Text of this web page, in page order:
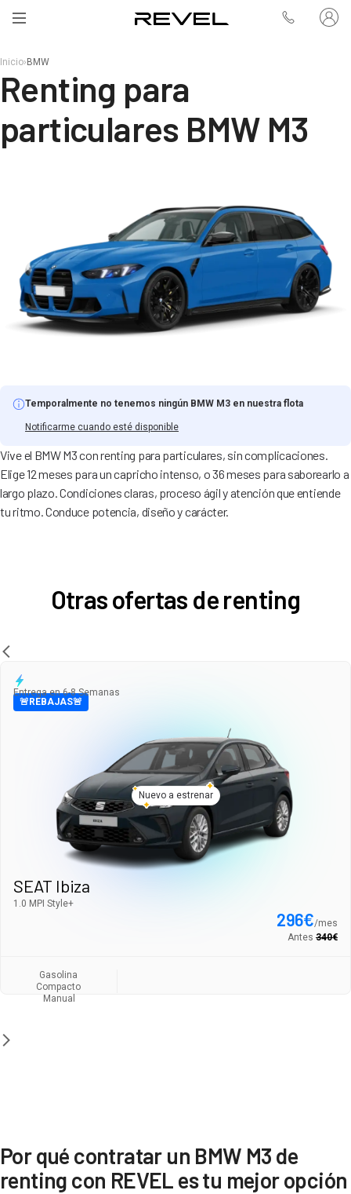
Inicio› BMW
Renting para
particulares BMW M3
Temporalmente no tenemos ningún BMW M3 en nuestra flota
Notificarme cuando esté disponible
Vive el BMW M3 con renting para particulares, sin complicaciones.
Elige 12 meses para un capricho intenso, o 36 meses para saborearlo a
largo plazo. Condiciones claras, proceso ágil y atención que entiende
tu ritmo. Conduce potencia, diseño y carácter.
Otras ofertas de renting
Entrega en 6-8 Semanas
🚨REBAJAS🚨
Nuevo a estrenar
SEAT Ibiza
1.0 MPI Style+
296€/mes
Antes 340€
Gasolina
Compacto
Manual
Por qué contratar un BMW M3 de
renting con REVEL es tu mejor opción